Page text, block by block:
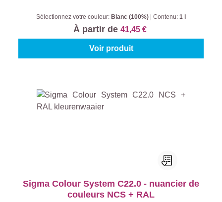
Sélectionnez votre couleur: Blanc (100%) Contenu: 1 l
À partir de 41,45 €
Voir produit
Sigma Colour System C22.0 - nuancier de
couleurs NCS + RAL